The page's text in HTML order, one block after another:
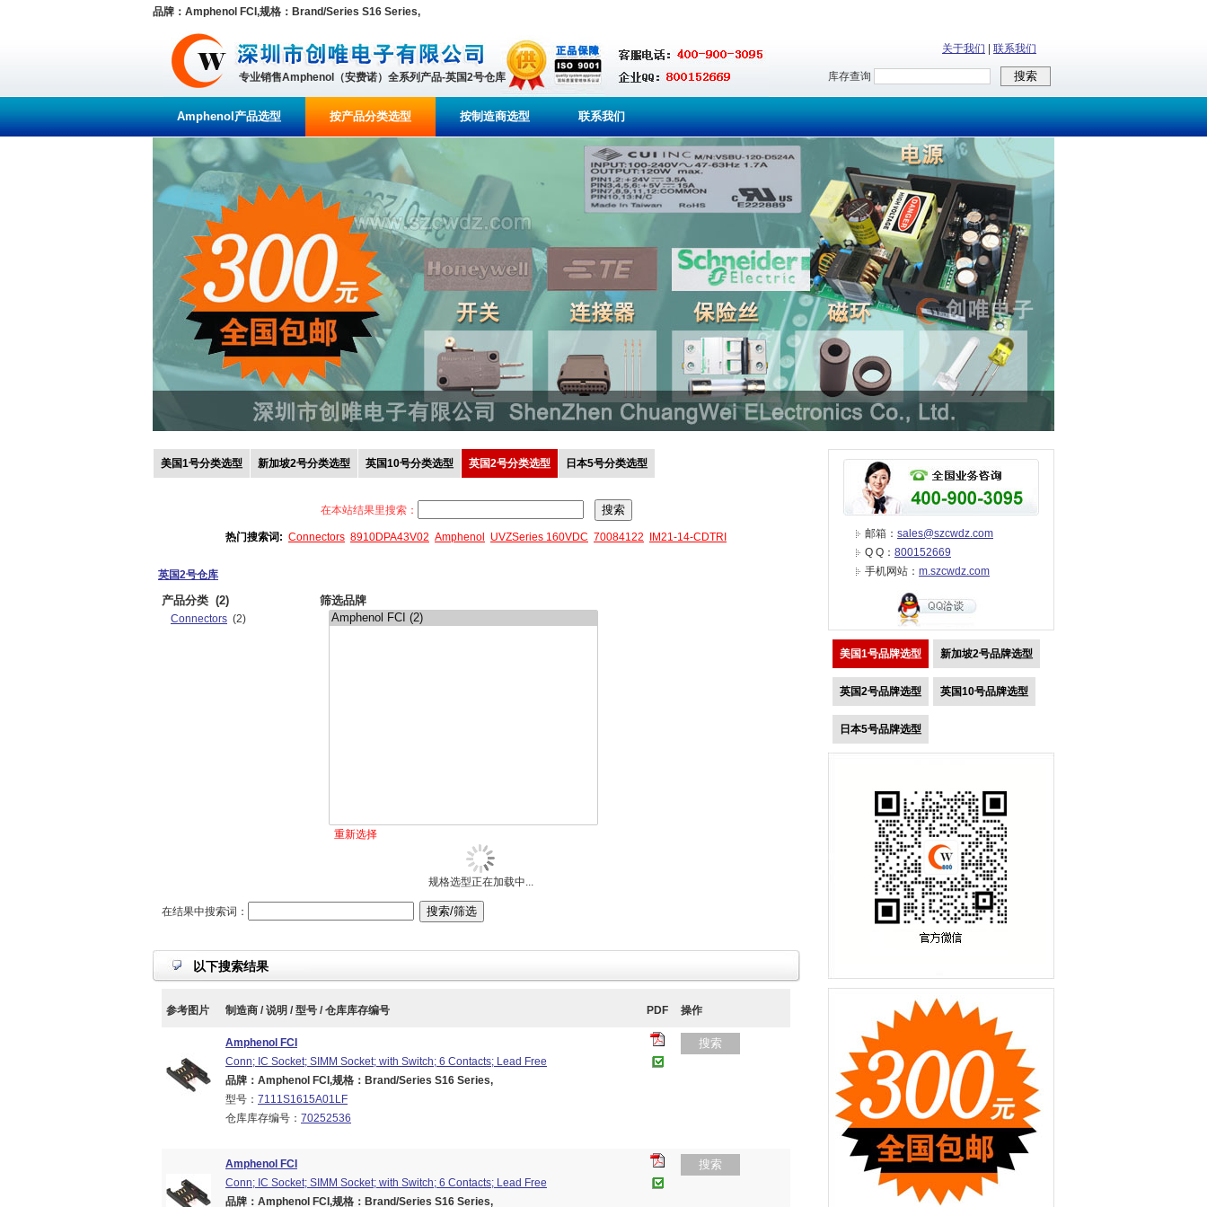
品牌：Amphenol FCI,规格：Brand/Series S16 Series,
专业销售Amphenol（安费诺）全系列产品-英国2号仓库
关于我们 联系我们
库存查询
Amphenol产品选型 按产品分类选型 按制造商选型 联系我们
美国1号分类选型 新加坡2号分类选型 英国10号分类选型 英国2号分类选型 日本5号分类选型
在本站结果里搜索：
热门搜索词: Connectors 8910DPA43V02 Amphenol UVZSeries 160VDC 70084122 IM21-14-CDTRI
英国2号仓库
产品分类 (2)
Connectors (2)
筛选品牌
重新选择
规格选型正在加载中...
在结果中搜索词：
以下搜索结果
参考图片 制造商 / 说明 / 型号 / 仓库库存编号 PDF 操作
Amphenol FCI
Conn; IC Socket; SIMM Socket; with Switch; 6 Contacts; Lead Free
品牌：Amphenol FCI,规格：Brand/Series S16 Series,
型号： 7111S1615A01LF
仓库库存编号： 70252536
搜索
Amphenol FCI
Conn; IC Socket; SIMM Socket; with Switch; 6 Contacts; Lead Free
品牌：Amphenol FCI,规格：Brand/Series S16 Series,
搜索
邮箱： sales@szcwdz.com
Q Q： 800152669
手机网站： m.szcwdz.com
美国1号品牌选型 新加坡2号品牌选型
英国2号品牌选型 英国10号品牌选型
日本5号品牌选型